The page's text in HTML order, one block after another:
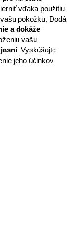
vďaka použitiu
pokožku. Dodá
a dokáže
vašu
. Vyskúšajte
jeho účinkov